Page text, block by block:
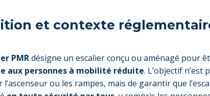
et contexte
PMRdésigne un escalier conçu ou aménagé pour
aux personnes à mobilité réduite. L’objectif n’est
l’ascenseur ou les rampes, mais de garantir que